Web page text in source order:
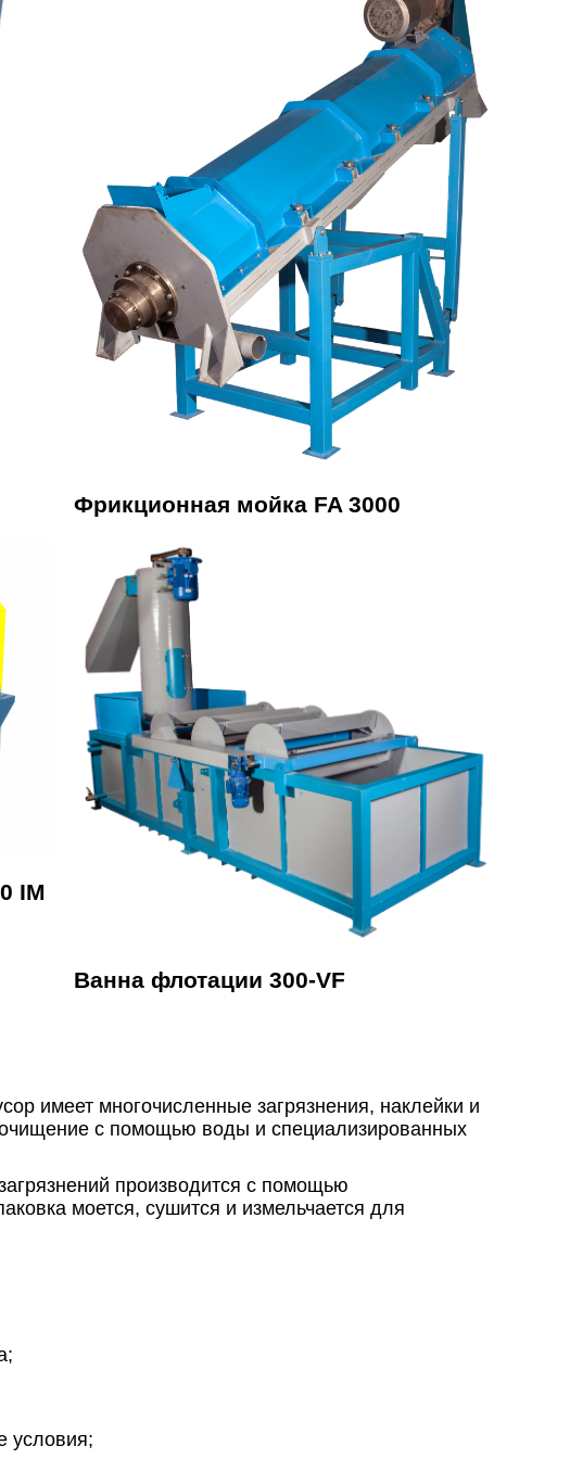
Фрикционная мойка FA 3000
IM
Ванна флотации 300-VF
имеет многочисленные загрязнения, наклейки и
с помощью воды и специализированных
производится с помощью
моется, сушится и измельчается для
условия;